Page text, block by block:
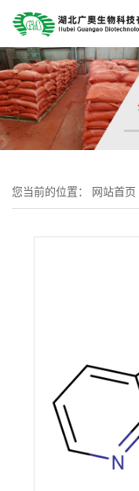
您当前的位置： 网站首页